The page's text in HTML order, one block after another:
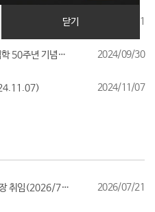
닫기
[서울공대동창회] 서울공대 95학번, 입학 30주년 기념행사 성료
2025/07/11
[서울공대동창회] 서울공대 75학번, 입학 50주년 기념행사 성료
2024/09/30
2024/11/07
변중무 동문(87학번) 한양대 공과대학장 취임(2026/7/1일자)
2026/07/21